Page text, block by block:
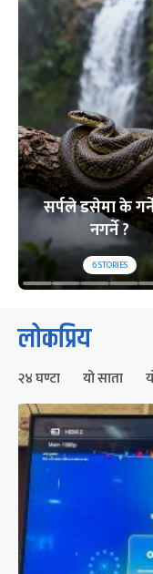
सर्पले डसेमा के
नगर्ने ?
6STORIES
लोकप्रिय
२४ घण्टा यो साता